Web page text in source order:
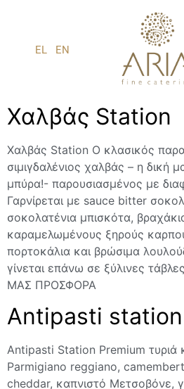
EL EN
Χαλβάς Station
Χαλβάς Station Ο κλασικός
σιμιγδαλένιος χαλβάς – η δική
μπύρα!- παρουσιασμένος με
Γαρνίρεται με sauce bitter
σοκολατένια μπισκότα,
καραμελωμένους ξηρούς
πορτοκάλια και βρώσιμα
γίνεται επάνω σε ξύλινες
ΜΑΣ ΠΡΟΣΦΟΡΑ
Antipasti station
Antipasti Station Premium τυριά
Parmigiano reggiano,
cheddar, καπνιστό Μετσοβόνε,